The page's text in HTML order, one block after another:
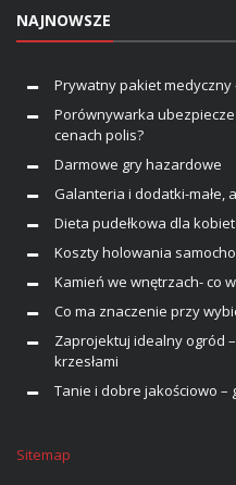
NAJNOWSZE
Prywatny pakiet
Porównywarka
cenach polis?
Darmowe gry hazardowe
Galanteria i dodatki-małe,
Dieta pudełkowa dla
Koszty holowania
Kamień we wnętrzach- co
Co ma znaczenie przy
Zaprojektuj idealny ogród
krzesłami
Tanie i dobre jakościowo
Sitemap